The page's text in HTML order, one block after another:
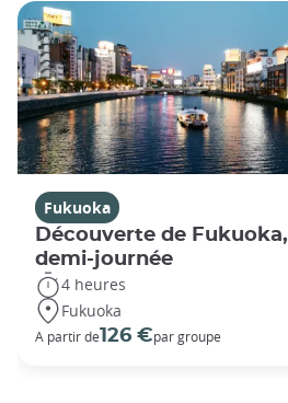
Fukuoka
Découverte de Fukuoka,
demi-journée
4 heures
Fukuoka
A partir de126 €par groupe